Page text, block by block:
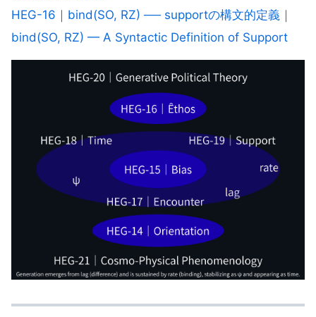
HEG-16｜bind(SO, RZ) ── supportの構文的定義｜
bind(SO, RZ) — A Syntactic Definition of Support